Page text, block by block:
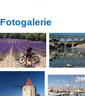
Fotogalerie